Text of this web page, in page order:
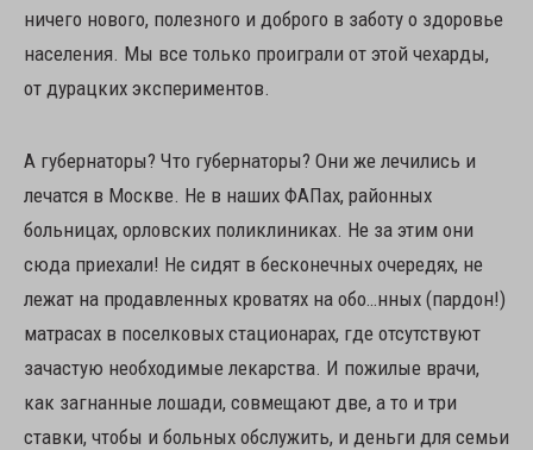
ничего нового, полезного и доброго в заботу о здоровье
населения. Мы все только проиграли от этой чехарды,
от дурацких экспериментов.
А губернаторы? Что губернаторы? Они же лечились и
лечатся в Москве. Не в наших ФАПах, районных
больницах, орловских поликлиниках. Не за этим они
сюда приехали! Не сидят в бесконечных очередях, не
лежат на продавленных кроватях на обо…нных (пардон!)
матрасах в поселковых стационарах, где отсутствуют
зачастую необходимые лекарства. И пожилые врачи,
как загнанные лошади, совмещают две, а то и три
ставки, чтобы и больных обслужить, и деньги для семьи